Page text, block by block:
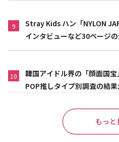
9
Stray Kids ハン「NYLON
インタビューなど30ページ
10
韓国アイドル界の「顔面国
POP推しタイプ別調査の結
もっと